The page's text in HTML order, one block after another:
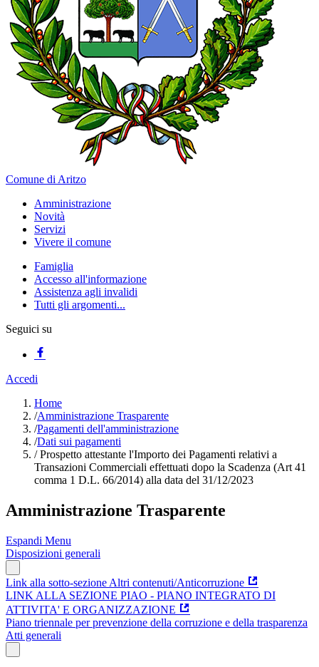
Comune di Aritzo
Amministrazione
Novità
Servizi
Vivere il comune
Famiglia
Accesso all'informazione
Assistenza agli invalidi
Tutti gli argomenti...
Seguici su
Accedi
Home
/Amministrazione Trasparente
/Pagamenti dell'amministrazione
/Dati sui pagamenti
/Prospetto attestante l'Importo dei Pagamenti relativi a
Transazioni Commerciali effettuati dopo la Scadenza (Art 41
comma 1 D.L. 66/2014) alla data del 31/12/2023
Amministrazione Trasparente
Espandi Menu
Disposizioni generali
Link alla sotto-sezione Altri contenuti/Anticorruzione
LINK ALLA SEZIONE PIAO - PIANO INTEGRATO DI
ATTIVITA' E ORGANIZZAZIONE
Piano triennale per prevenzione della corruzione e della trasparenza
Atti generali